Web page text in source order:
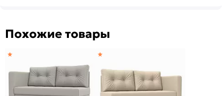
Похожие товары